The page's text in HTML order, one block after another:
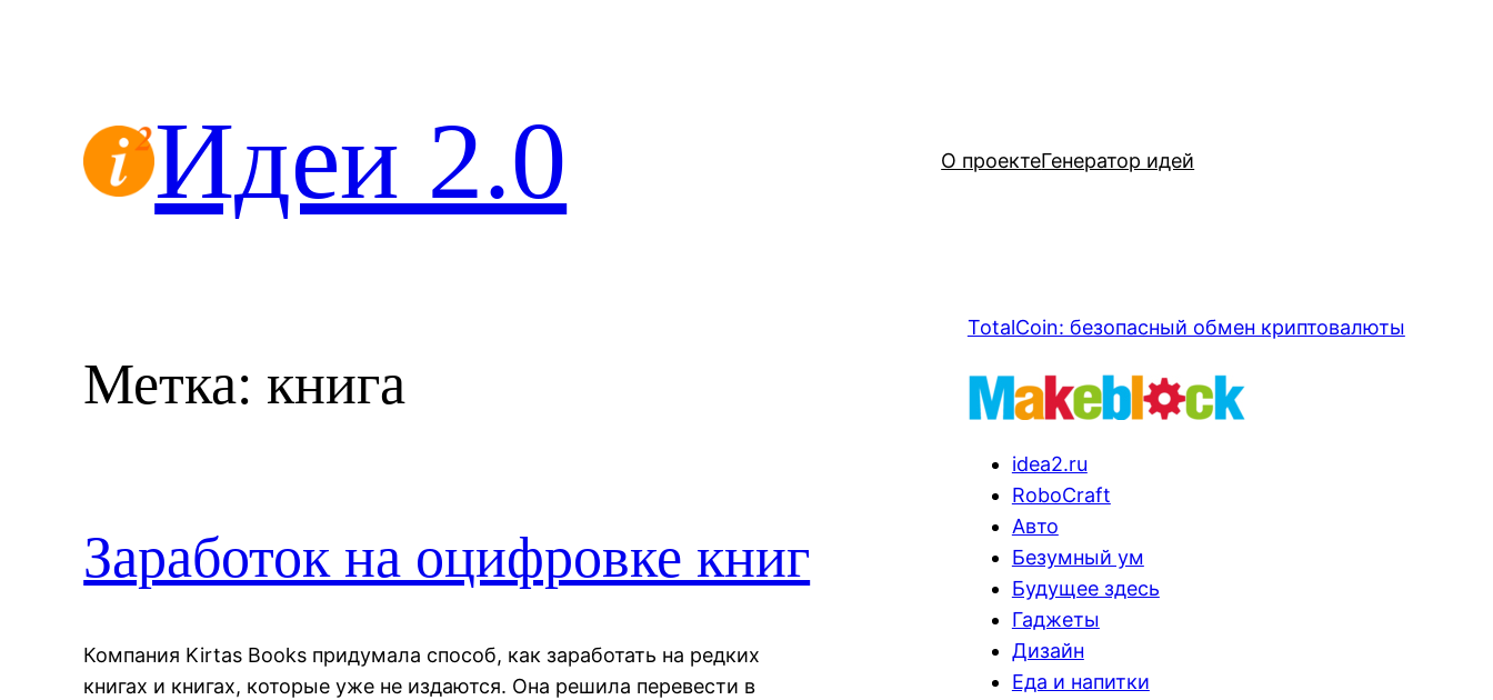
Идеи 2.0 О проектеГенератор идей
Метка: книга
Заработок на оцифровке книг
Компания Kirtas Books придумала способ, как заработать на редких
книгах и книгах, которые уже не издаются. Она решила перевести в
TotalCoin: безопасный обмен криптовалюты
idea2.ru
RoboCraft
Авто
Безумный ум
Будущее здесь
Гаджеты
Дизайн
Еда и напитки